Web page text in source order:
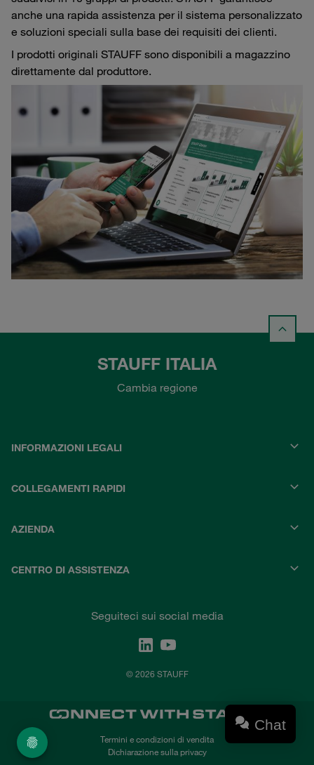
anche una rapida assistenza per il sistema personalizzato
e soluzioni speciali sulla base dei requisiti dei clienti.
I prodotti originali STAUFF sono disponibili a magazzino
direttamente dal produttore.
STAUFF ITALIA
Cambia regione
INFORMAZIONI LEGALI
COLLEGAMENTI RAPIDI
AZIENDA
CENTRO DI ASSISTENZA
Seguiteci sui social media
© 2026 STAUFF
Termini e condizioni di vendita
Dichiarazione sulla privacy
Chat